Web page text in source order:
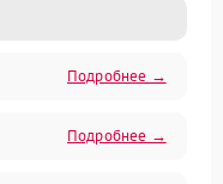
Подробнее →
Подробнее →